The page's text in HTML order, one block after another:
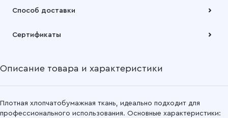
Саржа гладкокрашеная 150 см, 032 Красный
Способ доставки
наших складов или через транспортную компанию на Ваш
Подробнее
Сертификаты
Описание товара и характеристики
Плотная хлопчатобумажная ткань, идеально подходит для
профессионального использования. Основные характеристики: